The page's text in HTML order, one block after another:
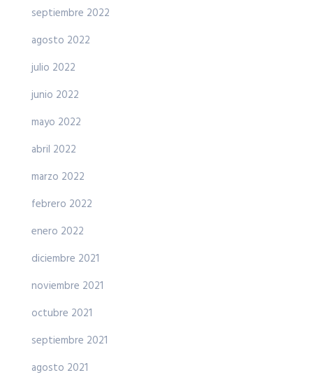
septiembre 2022
agosto 2022
julio 2022
junio 2022
mayo 2022
abril 2022
marzo 2022
febrero 2022
enero 2022
diciembre 2021
noviembre 2021
octubre 2021
septiembre 2021
agosto 2021